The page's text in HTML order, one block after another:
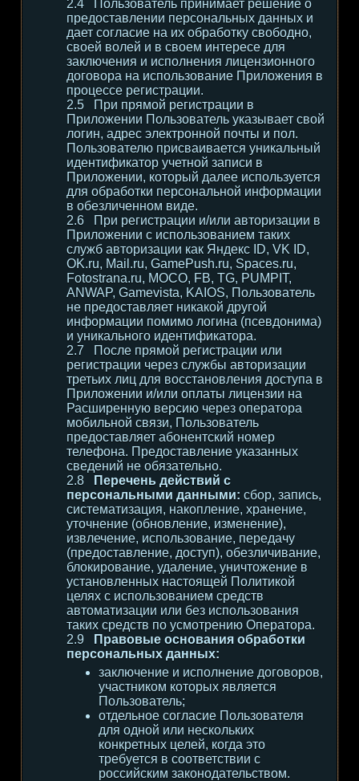
Пользователь принимает решение о
предоставлении персональных данных и
дает согласие на их обработку свободно,
своей волей и в своем интересе для
заключения и исполнения лицензионного
договора на использование Приложения в
процессе регистрации.
При прямой регистрации в
Приложении Пользователь указывает свой
логин, адрес электронной почты и пол.
Пользователю присваивается уникальный
идентификатор учетной записи в
Приложении, который далее используется
для обработки персональной информации
в обезличенном виде.
При регистрации и/или авторизации в
Приложении с использованием таких
служб авторизации как Яндекс ID, VK ID,
OK.ru, Mail.ru, GamePush.ru, Spaces.ru,
Fotostrana.ru, MOCO, FB, TG, PUMPIT,
ANWAP, Gamevista, KAIOS, Пользователь
не предоставляет никакой другой
информации помимо логина (псевдонима)
и уникального идентификатора.
После прямой регистрации или
регистрации через службы авторизации
третьих лиц для восстановления доступа в
Приложении и/или оплаты лицензии на
Расширенную версию через оператора
мобильной связи, Пользователь
предоставляет абонентский номер
телефона. Предоставление указанных
сведений не обязательно.
Перечень действий с
персональными данными: сбор, запись,
систематизация, накопление, хранение,
уточнение (обновление, изменение),
извлечение, использование, передачу
(предоставление, доступ), обезличивание,
блокирование, удаление, уничтожение в
установленных настоящей Политикой
целях с использованием средств
автоматизации или без использования
таких средств по усмотрению Оператора.
Правовые основания обработки
персональных данных:
заключение и исполнение договоров,
участником которых является
Пользователь;
отдельное согласие Пользователя
для одной или нескольких
конкретных целей, когда это
требуется в соответствии с
российским законодательством.